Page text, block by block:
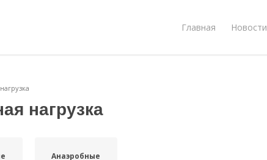
Главная Новости
нагрузка
Анаэробные